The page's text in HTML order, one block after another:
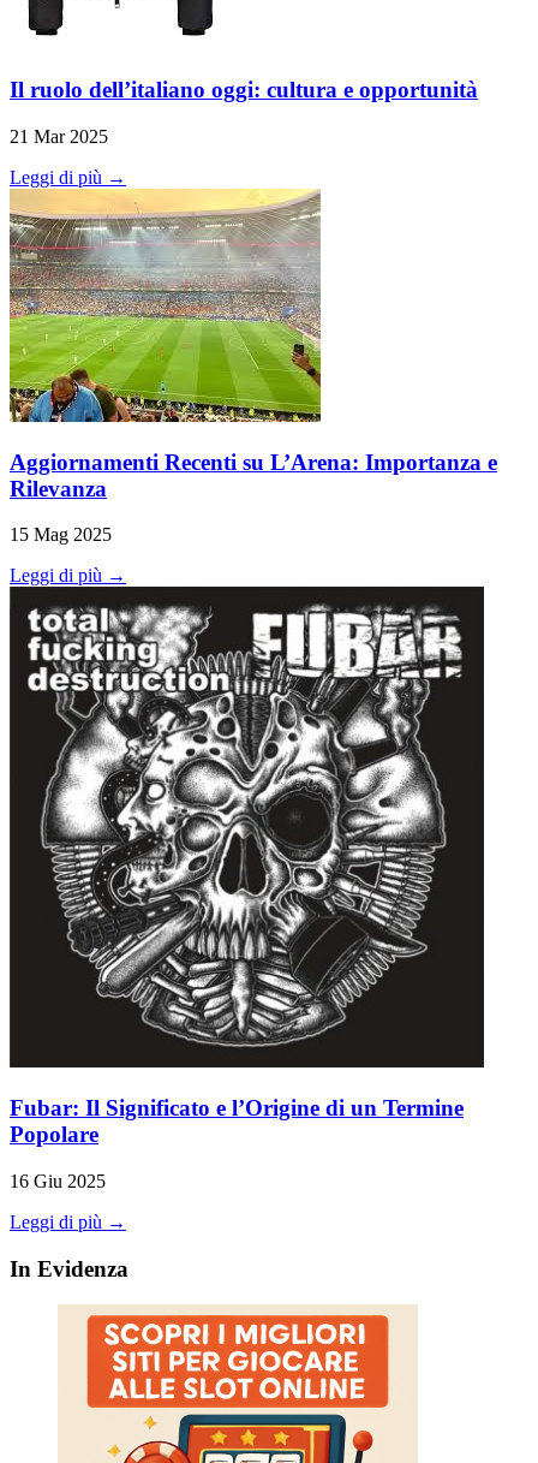
Il ruolo dell’italiano oggi: cultura e opportunità
21 Mar 2025
Leggi di più →
Aggiornamenti Recenti su L’Arena: Importanza e
Rilevanza
15 Mag 2025
Leggi di più →
Fubar: Il Significato e l’Origine di un Termine
Popolare
16 Giu 2025
Leggi di più →
In Evidenza